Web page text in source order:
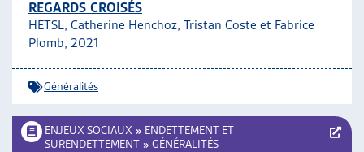
ARTIAS
L’ASSOCIATION
PROJETS ET ACTIVITÉS
JOURNÉES D’AUTOMNE
REGARDS CROISÉS
HETSL, Catherine Henchoz, Tristan Coste et Fabrice
Plomb, 2021
Généralités
ENJEUX SOCIAUX » ENDETTEMENT ET
SURENDETTEMENT » GÉNÉRALITÉS